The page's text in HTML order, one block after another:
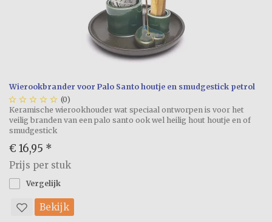
Wierookbrander voor Palo Santo houtje en smudgestick petrol
     (0)
Keramische wierookhouder wat speciaal ontworpen is voor het
veilig branden van een palo santo ook wel heilig hout houtje en of
smudgestick
€ 16,95 *
Prijs per stuk
Vergelijk
Bekijk